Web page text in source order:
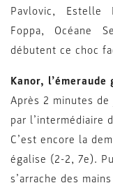
Pavlovic, Estelle
Foppa, Océane
débutent ce choc
Kanor, l’émeraude
Après 2 minutes
par l’intermédiaire
C’est encore la
égalise (2-2, 7e).
s’arrache des